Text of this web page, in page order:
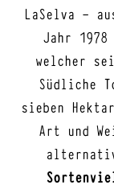
LaSelva –
Jahr 1978
welcher
Südliche
sieben
Art und